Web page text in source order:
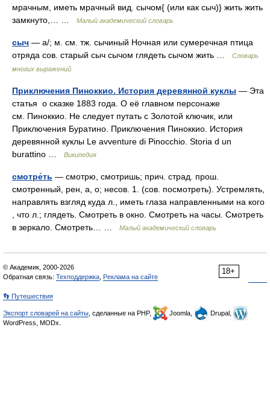
мрачным, иметь мрачный вид. сычом{ (или как сыч)} жить жить
замкнуто,… …
Малый академический словарь
сыч — а/; м. см. тж. сычиный Ночная или сумеречная птица
отряда сов. старый сыч сычом глядеть сычом жить …
Словарь
многих выражений
Приключения Пиноккио. История деревянной куклы — Эта
статья о сказке 1883 года. О её главном персонаже
см. Пиноккио. Не следует путать с Золотой ключик, или
Приключения Буратино. Приключения Пиноккио. История
деревянной куклы Le avventure di Pinocchio. Storia d un
burattino …
Википедия
смотре́ть — смотрю, смотришь; прич. страд. прош.
смотренный, рен, а, о; несов. 1. (сов. посмотреть). Устремлять,
направлять взгляд куда л., иметь глаза направленными на кого
, что л.; глядеть. Смотреть в окно. Смотреть на часы. Смотреть
в зеркало. Смотреть… …
Малый академический словарь
18+
© Академик, 2000-2026
Обратная связь: Техподдержка Реклама на сайте
👣 Путешествия
Экспорт словарей на сайты , сделанные на PHP, Joomla,
Drupal,
WordPress, MODx.